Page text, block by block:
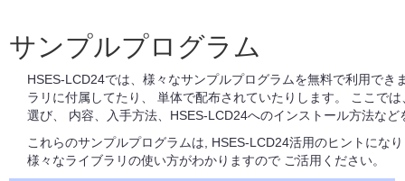
サンプルプログラム
HSES-LCD24では、様々なサンプルプログラムを無料で利用で
ラリに付属してたり、 単体で配布されていたりします。 ここで
選び、 内容、入手方法、HSES-LCD24へのインストール方法など
これらのサンプルプログラムは, HSES-LCD24活用のヒントにな
様々なライブラリの使い方がわかりますので ご活用ください。